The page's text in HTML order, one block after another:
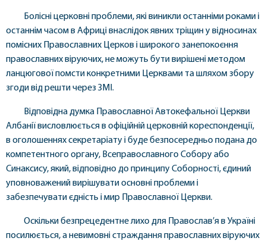
Болісні церковні проблеми, які виникли останніми роками і
останнім часом в Африці внаслідок явних тріщин у відносинах
помісних Православних Церков і широкого занепокоєння
православних віруючих, не можуть бути вирішені методом
ланцюгової помсти конкретними Церквами та шляхом збору
згоди від решти через ЗМІ.
Відповідна думка Православної Автокефальної Церкви
Албанії висловлюється в офіційній церковній кореспонденції,
в оголошеннях секретаріату і буде безпосередньо подана до
компетентного органу, Всеправославного Собору або
Синаксису, який, відповідно до принципу Соборності, єдиний
уповноважений вирішувати основні проблеми і
забезпечувати єдність і мир Православної Церкви.
Оскільки безпрецедентне лихо для Православ’я в Україні
посилюється, а невимовні страждання православних віруючих